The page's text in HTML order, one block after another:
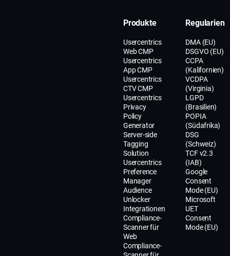
Produkte
Usercentrics
Web CMP
Usercentrics
App CMP
Usercentrics
CTV CMP
Usercentrics
Privacy
Policy
Generator
Server-side
Tagging
Solution
Usercentrics
Preference
Manager
Audience
Unlocker
Integrationen
Compliance-
Scanner für
Web
Compliance-
Regularien
DMA (EU)
DSGVO (EU)
CCPA
(Kalifornien)
VCDPA
(Virginia)
LGPD
(Brasilien)
POPIA
(Südafrika)
DSG
(Schweiz)
TCF v2.3
(IAB)
Google
Consent
Mode (EU)
Microsoft
UET
Consent
Mode (EU)